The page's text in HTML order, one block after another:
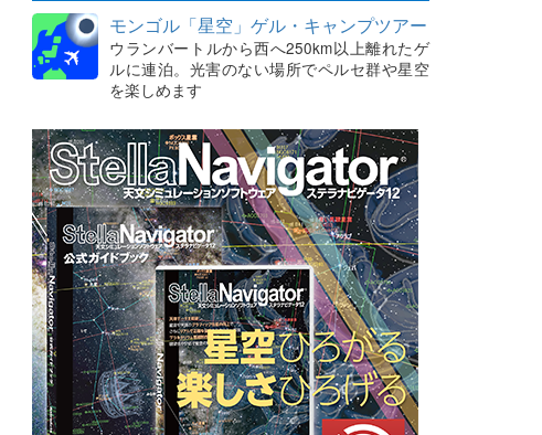
モンゴル「星空」ゲル・キャンプツアー
ウランバートルから西へ250km以上離れたゲ
ルに連泊。光害のない場所でペルセ群や星空
を楽しめます